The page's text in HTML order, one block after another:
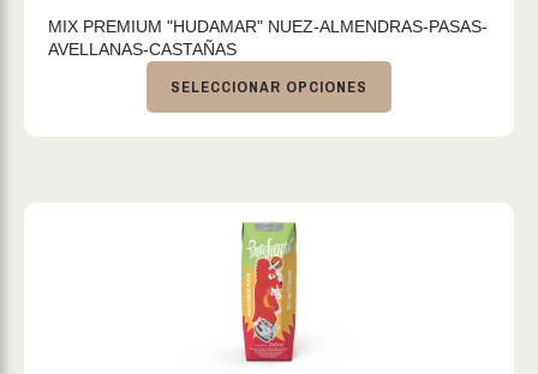
MIX PREMIUM "HUDAMAR" NUEZ-ALMENDRAS-PASAS-
AVELLANAS-CASTAÑAS
SELECCIONAR OPCIONES